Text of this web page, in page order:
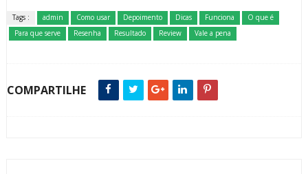
Tags : admin Como usar Depoimento Dicas Funciona
O que é
Para que serve
Resenha Resultado Review Vale a pena
COMPARTILHE